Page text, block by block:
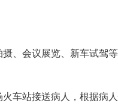
、会议展览、新车试驾
车站接送病人，根据病